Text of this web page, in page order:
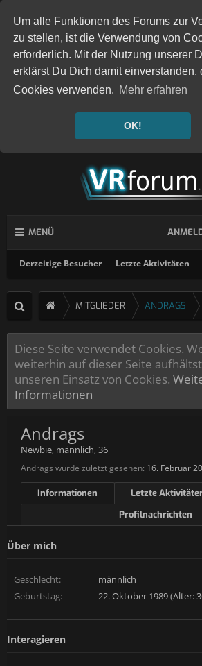
Um alle Funktionen des Forums zur
zu stellen, ist die Verwendung von
erforderlich. Mit der Nutzung unserer
erklärst Du Dich damit einverstanden,
Cookies verwenden. Mehr erfahren
OK!
MENÜ
Derzeitige Besucher Letzte Aktivitäten
MITGLIEDER ANDRAGS
Diese Seite verwendet Cookies.
weiterhin auf dieser Seite
unseren Einsatz von Cookies.
Informationen
Andrags
Newbie, männlich, 36
Andrags wurde zuletzt gesehen: 16. Februar
Informationen Letzte
Profilnachrichten
Über mich
Geschlecht:
männlich
Geburtstag:
22. Oktober 1989 (Alter:
Interagieren